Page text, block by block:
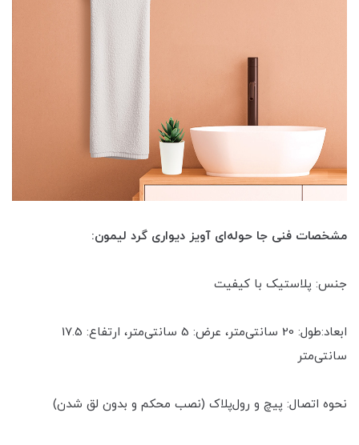
مشخصات فنی جا حوله‌ای آویز دیواری گرد لیمون:
جنس: پلاستیک با کیفیت
ابعاد:طول: 20 سانتی‌متر، عرض: 5 سانتی‌متر، ارتفاع: 17.5
سانتی‌متر
نحوه اتصال: پیچ و رول‌پلاک (نصب محکم و بدون لق شدن)